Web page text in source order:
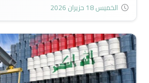
الخميس 18 حزيران 2026